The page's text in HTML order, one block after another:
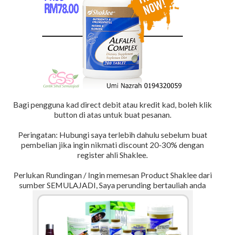
Bagi pengguna kad direct debit atau kredit kad, boleh klik
button di atas untuk buat pesanan.
Peringatan: Hubungi saya terlebih dahulu sebelum buat
pembelian jika ingin nikmati discount 20-30% dengan
register ahli Shaklee.
Perlukan Rundingan / Ingin memesan Product Shaklee dari
sumber SEMULAJADI, Saya perunding bertauliah anda